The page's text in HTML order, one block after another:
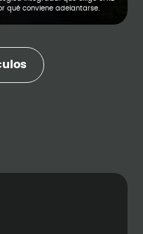
qué conviene adelantarse.